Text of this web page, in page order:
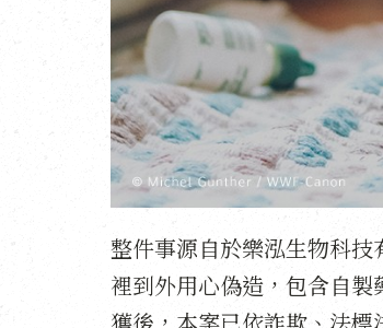
整件事源自於樂泓生物科
裡到外用心偽造，包含自